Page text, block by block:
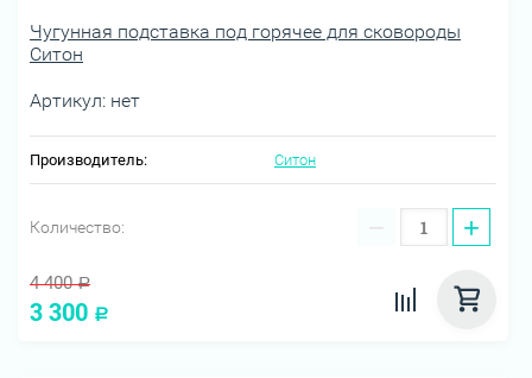
Чугунная подставка под горячее для сковороды
Ситон
Артикул: нет
Производитель: Ситон
Количество: − +
4 400 Р
3 300 Р